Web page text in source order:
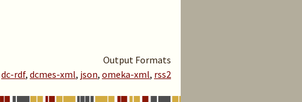
Output Formats
dc-rdf, dcmes-xml, json, omeka-xml, rss2